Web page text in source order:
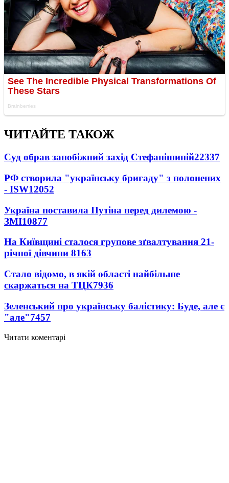
ЧИТАЙТЕ ТАКОЖ
Суд обрав запобіжний захід Стефанішиній22337
РФ створила "українську бригаду" з полонених
- ISW12052
Україна поставила Путіна перед дилемою -
ЗМІ10877
На Київщині сталося групове зґвалтування 21-
річної дівчини 8163
Стало відомо, в якій області найбільше
скаржаться на ТЦК7936
Зеленський про українську балістику: Буде, але є
"але"7457
Читати коментарі